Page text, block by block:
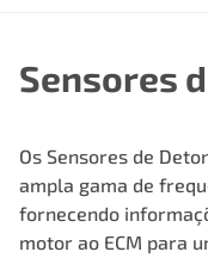
Sensores
Os Sensores de
ampla gama de
fornecendo
motor ao ECM para